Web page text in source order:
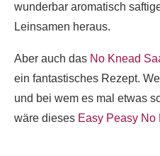
wunderbar aromatisch
Leinsamen heraus.
Aber auch das No Knead
ein fantastisches Rezept.
und bei wem es mal etwas
wäre dieses Easy Peasy No